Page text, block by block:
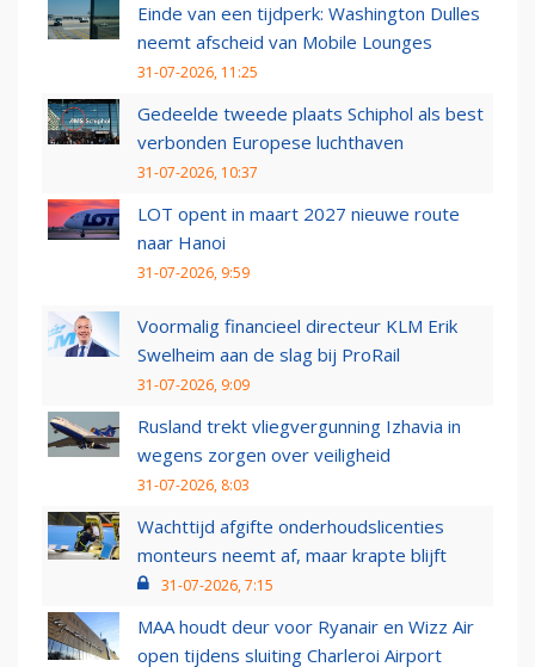
Einde van een tijdperk: Washington Dulles
neemt afscheid van Mobile Lounges
31-07-2026, 11:25
Gedeelde tweede plaats Schiphol als best
verbonden Europese luchthaven
31-07-2026, 10:37
LOT opent in maart 2027 nieuwe route
naar Hanoi
31-07-2026, 9:59
Voormalig financieel directeur KLM Erik
Swelheim aan de slag bij ProRail
31-07-2026, 9:09
Rusland trekt vliegvergunning Izhavia in
wegens zorgen over veiligheid
31-07-2026, 8:03
Wachttijd afgifte onderhoudslicenties
monteurs neemt af, maar krapte blijft
31-07-2026, 7:15
MAA houdt deur voor Ryanair en Wizz Air
open tijdens sluiting Charleroi Airport